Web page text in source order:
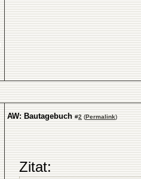
AW: Bautagebuch #2 (Permalink)
Zitat: